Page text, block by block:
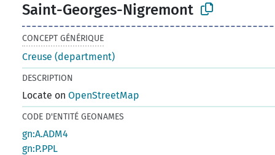
Saint-Georges-Nigremont
CONCEPT GÉNÉRIQUE
Creuse (department)
DESCRIPTION
Locate onOpenStreetMap
CODE D'ENTITÉ GEONAMES
gn:A.ADM4
gn:P.PPL